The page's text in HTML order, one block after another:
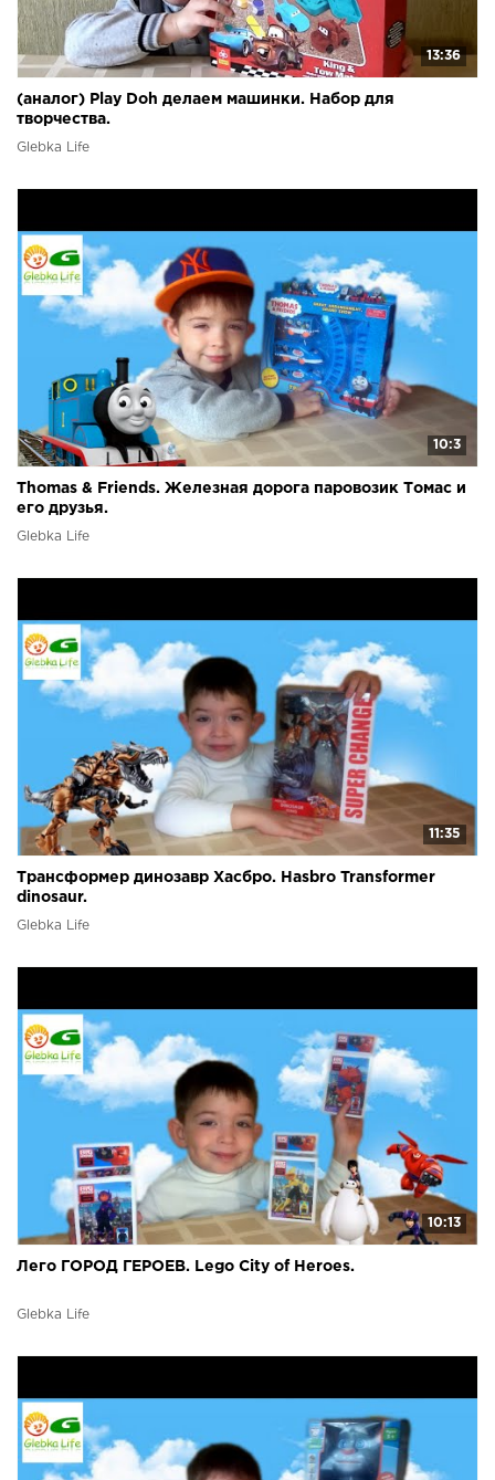
13:36
(аналог) Play Doh делаем машинки. Набор для
творчества.
Glebka Life
10:3
Thomas & Friends. Железная дорога паровозик Томас и
его друзья.
Glebka Life
11:35
Трансформер динозавр Хасбро. Hasbro Transformer
dinosaur.
Glebka Life
10:13
Лего ГОРОД ГЕРОЕВ. Lego City of Heroes.
Glebka Life